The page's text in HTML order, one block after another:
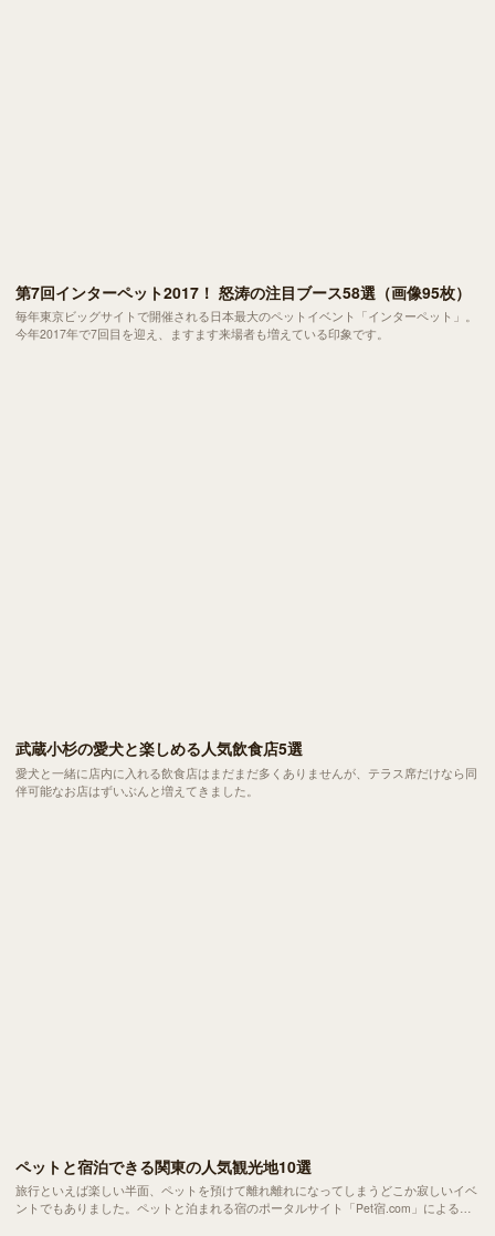
第7回インターペット2017！ 怒涛の注目ブース58選（画像95枚）
毎年東京ビッグサイトで開催される日本最大のペットイベント「インターペット」。
今年2017年で7回目を迎え、ますます来場者も増えている印象です。
武蔵小杉の愛犬と楽しめる人気飲食店5選
愛犬と一緒に店内に入れる飲食店はまだまだ多くありませんが、テラス席だけなら同
伴可能なお店はずいぶんと増えてきました。
ペットと宿泊できる関東の人気観光地10選
旅行といえば楽しい半面、ペットを預けて離れ離れになってしまうどこか寂しいイベ
ントでもありました。ペットと泊まれる宿のポータルサイト「Pet宿.com」による